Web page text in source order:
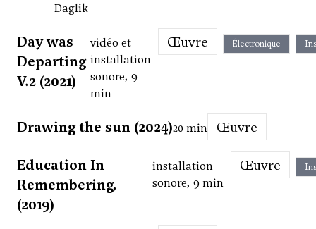
Daglik
Day was
Departing
V.2 (2021)
vidéo et
installation
sonore, 9
min
Œuvre Électronique
Drawing the sun (2024)20 min Œuvre
Education In
Remembering,
(2019)
installation
sonore, 9 min
Œuvre